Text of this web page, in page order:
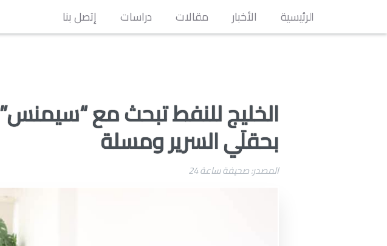
إتصل بنا دراسات مقالات الأخبار الرئيسية
الخليج للنفط تبحث مع
بحقلَي السرير ومسلة
المصدر: صحيفة ساعة 24